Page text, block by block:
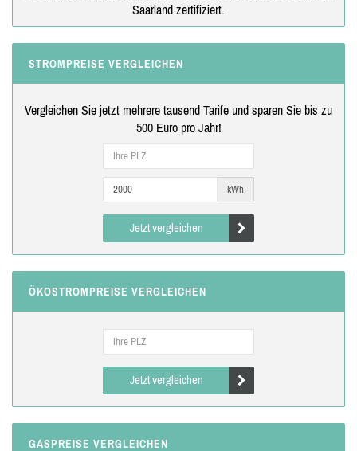
Saarland zertifiziert.
STROMPREISE VERGLEICHEN
Vergleichen Sie jetzt mehrere tausend Tarife und sparen Sie bis zu
500 Euro pro Jahr!
kWh
Jetzt vergleichen
ÖKOSTROMPREISE VERGLEICHEN
Jetzt vergleichen
GASPREISE VERGLEICHEN